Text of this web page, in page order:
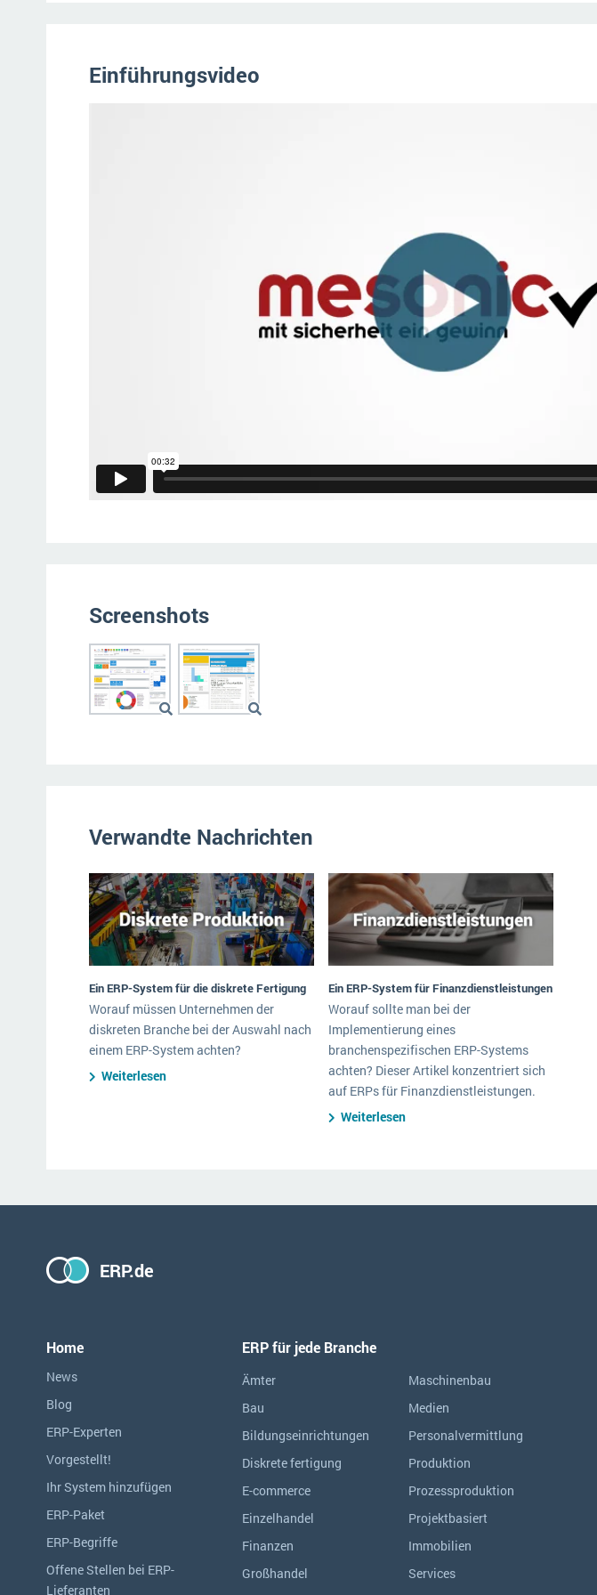
Einführungsvideo
Screenshots
Verwandte Nachrichten
Ein ERP-System für die diskrete Fertigung
Worauf müssen Unternehmen der
diskreten Branche bei der Auswahl nach
einem ERP-System achten?
Weiterlesen
Ein ERP-System für Finanzdienstleistungen
Worauf sollte man bei der
Implementierung eines
branchenspezifischen ERP-Systems
achten? Dieser Artikel konzentriert sich
auf ERPs für Finanzdienstleistungen.
Weiterlesen
ERP.de
Home
News
Blog
ERP-Experten
Vorgestellt!
Ihr System hinzufügen
ERP-Paket
ERP-Begriffe
Offene Stellen bei ERP-
Lieferanten
ERP für jede Branche
Ämter
Bau
Bildungseinrichtungen
Diskrete fertigung
E-commerce
Einzelhandel
Finanzen
Großhandel
Maschinenbau
Medien
Personalvermittlung
Produktion
Prozessproduktion
Projektbasiert
Immobilien
Services